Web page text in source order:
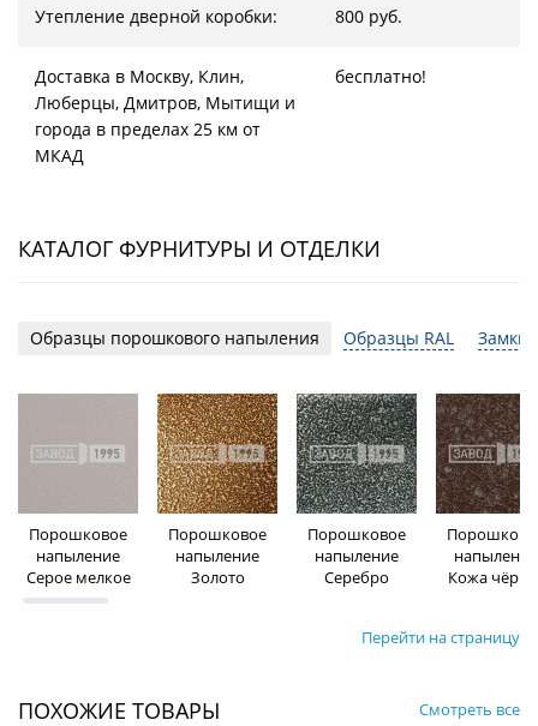
Утепление дверной коробки: 800 руб.
Доставка в Москву, Клин,
Люберцы, Дмитров, Мытищи и
города в пределах 25 км от
МКАД
бесплатно!
КАТАЛОГ ФУРНИТУРЫ И ОТДЕЛКИ
Образцы порошкового напыления Образцы RAL Замки
Порошковое
напыление
Серое мелкое
Порошковое
напыление
Золото
Порошковое
напыление
Серебро
напыление
Кожа
Перейти на страницу
ПОХОЖИЕ ТОВАРЫ Смотреть все